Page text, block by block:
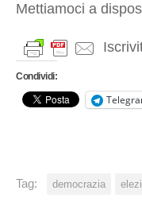
Mettiamoci a
Condividi:
Tag: democrazia